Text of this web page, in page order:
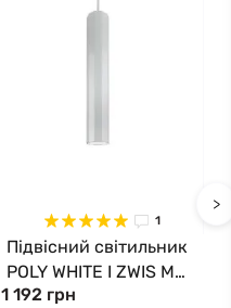
1
Підвісний світильник
POLY WHITE I ZWIS M
8880 Nowodvorski
1 192 грн
>